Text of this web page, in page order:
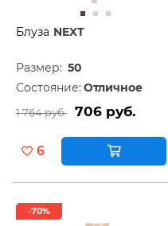
Блуза NEXT
Размер: 50
Состояние: Отличное
1 764 руб. 706 руб.
6
-70%